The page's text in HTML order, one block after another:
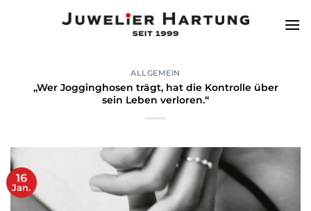
ALLGEMEIN
„Wer Jogginghosen trägt, hat die Kontrolle über
sein Leben verloren.“
16
Jan.